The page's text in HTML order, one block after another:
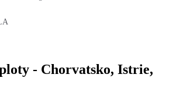
- Chorvatsko, Istrie,